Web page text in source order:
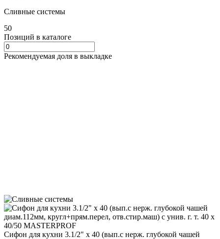
Сливные системы
50
Позиций в каталоге
Рекомендуемая доля в выкладке
Сифон для кухни 3.1/2" х 40 (вып.с нерж. глубокой чашей